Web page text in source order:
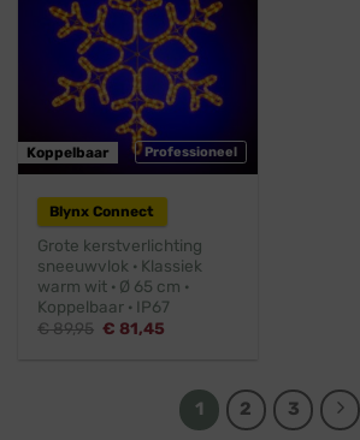
Professioneel
Koppelbaar
Blynx Connect
Grote kerstverlichting
sneeuwvlok · Klassiek
warm wit · Ø 65 cm ·
Koppelbaar · IP67
€89,95 Oorspronkelijke
€ 81,45
1 2 3